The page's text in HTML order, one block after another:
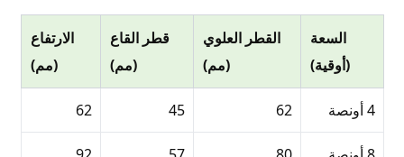
السعة
(أوقية)
القطر العلوي
(مم)
قطر القاع
(مم)
الارتفاع
(مم)
4 أونصة 62
45
62